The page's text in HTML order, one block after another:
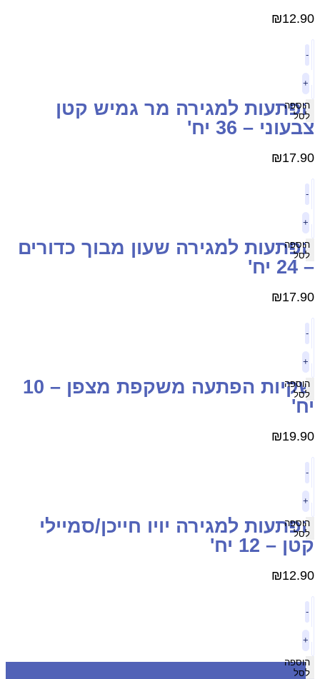
₪
+
הוספה
לסל
למגירה מר גמיש קטן
– 36 יח'
₪
+
הוספה
לסל
למגירה שעון מבוך כדורים
יח'
₪
+
הוספה
לסל
שקיות הפתעה משקפת מצפן – 10
₪
+
הוספה
לסל
למגירה יויו חייכן/סמיילי
– 12 יח'
₪
+
הוספה
לסל